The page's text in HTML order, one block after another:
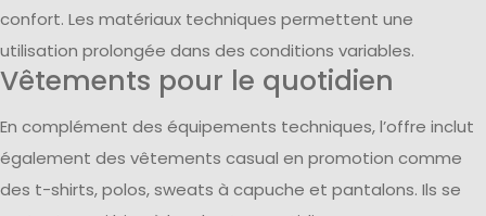
confort. Les matériaux techniques permettent une
utilisation prolongée dans des conditions variables.
Vêtements pour le quotidien
En complément des équipements techniques, l’offre inclut
également des vêtements casual en promotion comme
des t-shirts, polos, sweats à capuche et pantalons. Ils se